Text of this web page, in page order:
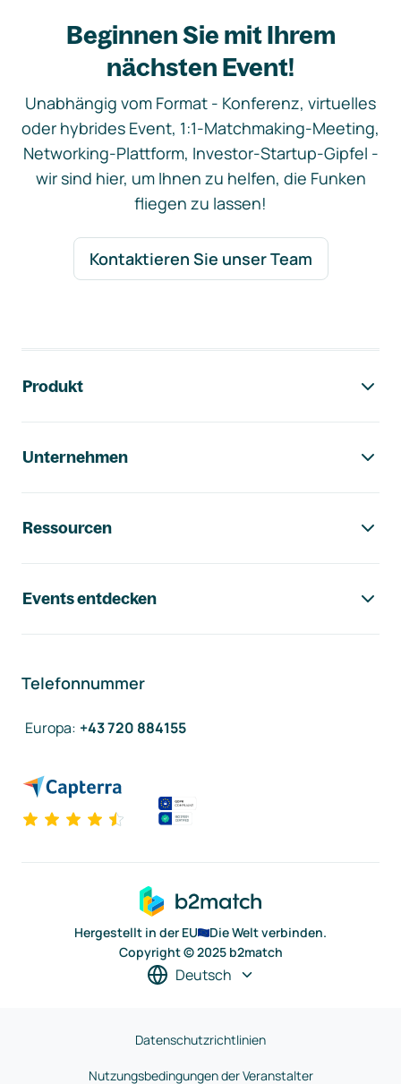
Beginnen Sie mit Ihrem
nächsten Event!
Unabhängig vom Format - Konferenz, virtuelles
oder hybrides Event, 1:1-Matchmaking-Meeting,
Networking-Plattform, Investor-Startup-Gipfel -
wir sind hier, um Ihnen zu helfen, die Funken
fliegen zu lassen!
Kontaktieren Sie unser Team
Produkt
Unternehmen
Ressourcen
Events entdecken
Telefonnummer
Europa: +43 720 884155
Hergestellt in der EU
Die Welt verbinden.
Copyright © 2025 b2match
Deutsch
Datenschutzrichtlinien
Nutzungsbedingungen der Veranstalter